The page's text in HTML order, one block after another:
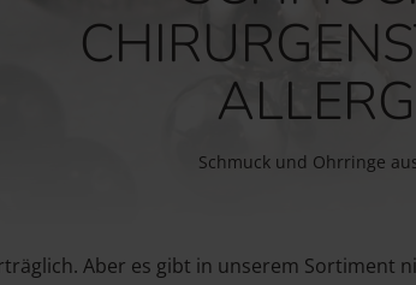
Schmuck und Ohrringe
Aber es gibt in unserem Sortiment